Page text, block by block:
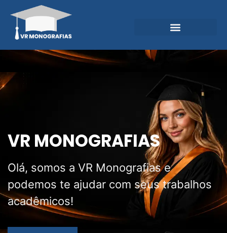
VR MONOGRAFIAS
Olá, somos a VR Monografias e
podemos te ajudar com seus trabalhos
acadêmicos!